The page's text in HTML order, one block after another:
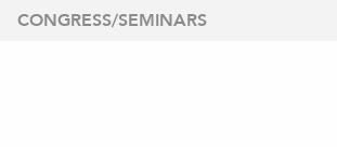
Aller
CONGRESS/SEMINARS